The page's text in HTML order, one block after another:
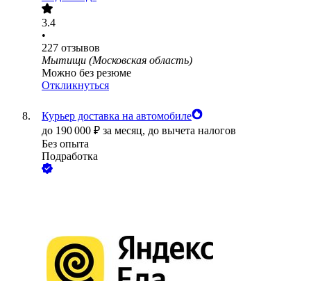
3.4
•
227 отзывов
Мытищи (Московская область)
Можно без резюме
Откликнуться
Курьер доставка на автомобиле
до 190 000 ₽ за месяц, до вычета налогов
Без опыта
Подработка